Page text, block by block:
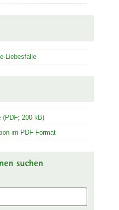
Liebesfalle
(PDF; 200 kB)
im PDF-Format
suchen